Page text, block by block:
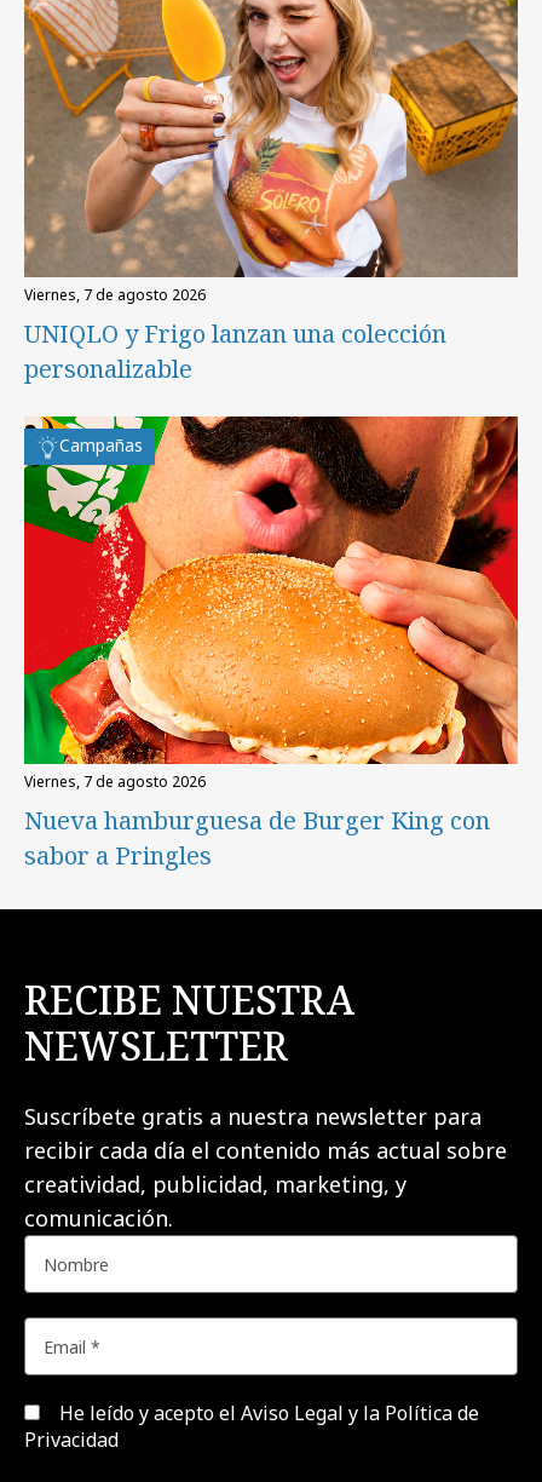
viernes, 7 de agosto 2026
UNIQLO y Frigo lanzan una colección
personalizable
Campañas
viernes, 7 de agosto 2026
Nueva hamburguesa de Burger King con
sabor a Pringles
RECIBE NUESTRA
NEWSLETTER
Suscríbete gratis a nuestra newsletter para
recibir cada día el contenido más actual sobre
creatividad, publicidad, marketing, y
comunicación.
He leído y acepto el Aviso Legal y la Política de
Privacidad